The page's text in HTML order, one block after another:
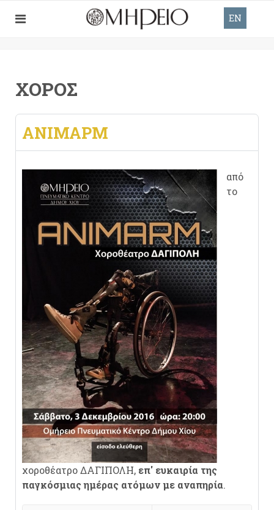
EN
ΧΟΡΌΣ
ΑΝΙΜΑΡΜ
από
το
χοροθέατρο ΔΑΓΙΠΟΛΗ, επ' ευκαιρία της
παγκόσμιας ημέρας ατόμων με αναπηρία.